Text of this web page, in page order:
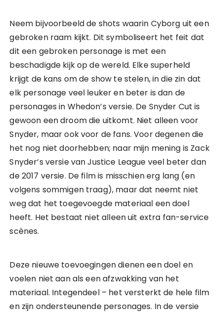
Neem bijvoorbeeld de shots waarin Cyborg uit een
gebroken raam kijkt. Dit symboliseert het feit dat
dit een gebroken personage is met een
beschadigde kijk op de wereld. Elke superheld
krijgt de kans om de show te stelen, in die zin dat
elk personage veel leuker en beter is dan de
personages in Whedon’s versie. De Snyder Cut is
gewoon een droom die uitkomt. Niet alleen voor
Snyder, maar ook voor de fans. Voor degenen die
het nog niet doorhebben; naar mijn mening is Zack
Snyder’s versie van Justice League veel beter dan
de 2017 versie. De film is misschien erg lang (en
volgens sommigen traag), maar dat neemt niet
weg dat het toegevoegde materiaal een doel
heeft. Het bestaat niet alleen uit extra fan-service
scènes.
Deze nieuwe toevoegingen dienen een doel en
voelen niet aan als een afzwakking van het
materiaal. Integendeel – het versterkt de hele film
en zijn ondersteunende personages. In de versie